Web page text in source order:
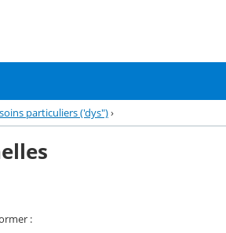
particuliers ('dys")›
: